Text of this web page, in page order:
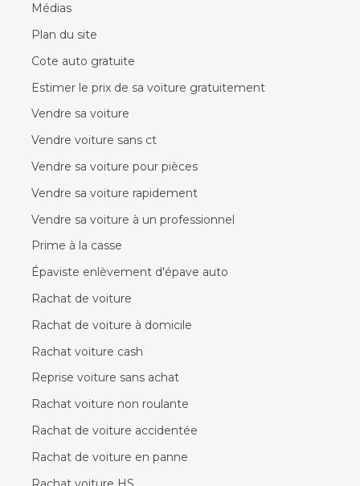
Médias
Plan du site
Cote auto gratuite
Estimer le prix de sa voiture gratuitement
Vendre sa voiture
Vendre voiture sans ct
Vendre sa voiture pour pièces
Vendre sa voiture rapidement
Vendre sa voiture à un professionnel
Prime à la casse
Épaviste enlèvement d'épave auto
Rachat de voiture
Rachat de voiture à domicile
Rachat voiture cash
Reprise voiture sans achat
Rachat voiture non roulante
Rachat de voiture accidentée
Rachat de voiture en panne